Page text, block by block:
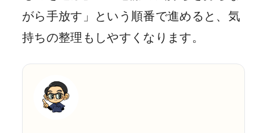
がら手放す」という順番で進めると、気
持ちの整理もしやすくなります。